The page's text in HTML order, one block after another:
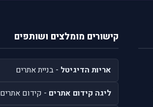
קישורים מומלצים ושותפים
אריות הדיגיטל - בניית אתרים
ליגה קידום אתרים - קידום אתרים